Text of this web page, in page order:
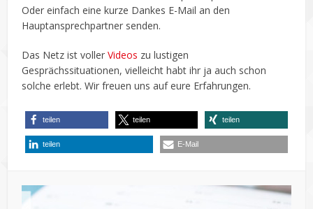
Oder einfach eine kurze Dankes E-Mail an den
Hauptansprechpartner senden.
Das Netz ist vollerVideos zu lustigen
Gesprächssituationen, vielleicht habt ihr ja auch schon
solche erlebt. Wir freuen uns auf eure Erfahrungen.
teilen teilen teilen
teilen E-Mail